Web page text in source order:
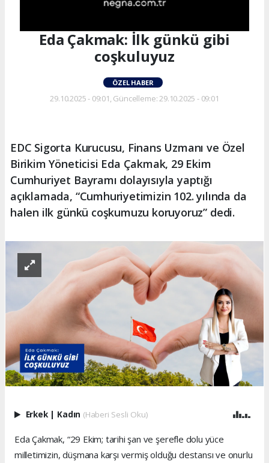
Eda Çakmak: İlk günkü gibi
coşkuluyuz
ÖZEL HABER
29.10.2025 - 09:01, Güncelleme: 29.10.2025 - 09:01
EDC Sigorta Kurucusu, Finans Uzmanı ve Özel
Birikim Yöneticisi Eda Çakmak, 29 Ekim
Cumhuriyet Bayramı dolayısıyla yaptığı
açıklamada, “Cumhuriyetimizin 102. yılında da
halen ilk günkü coşkumuzu koruyoruz” dedi.
Erkek | Kadın (Haberi Sesli Oku)
Eda Çakmak, “29 Ekim; tarihi şan ve şerefle dolu yüce
milletimizin, düşmana karşı vermiş olduğu destansı ve onurlu